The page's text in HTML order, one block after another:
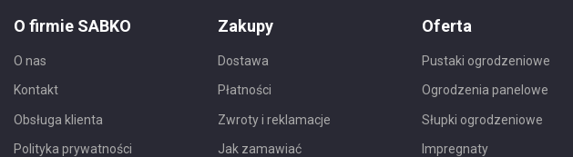
O firmie SABKO
O nas
Kontakt
Obsługa klienta
Polityka prywatności
Zakupy
Dostawa
Płatności
Zwroty i reklamacje
Jak zamawiać
Oferta
Pustaki ogrodzeniowe
Ogrodzenia panelowe
Słupki ogrodzeniowe
Impregnaty